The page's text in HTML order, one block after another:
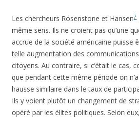
Les chercheurs Rosenstone et Hansen7
même sens. Ils ne croient pas qu’une
accrue de la société américaine puisse
telle augmentation des
citoyens. Au contraire, si c’était le cas,
que pendant cette même période on
hausse similaire dans le taux de
Ils y voient plutôt un changement de
opéré par les élites politiques. Selon